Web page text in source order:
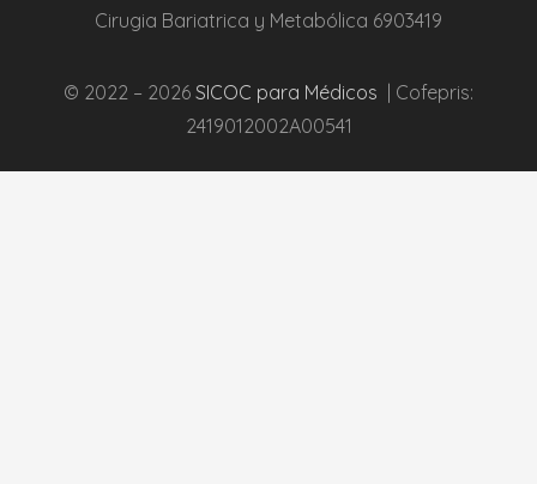
Cirugia Bariatrica y Metabólica 6903419
© 2022 – 2026 SICOC para Médicos | Cofepris:
2419012002A00541